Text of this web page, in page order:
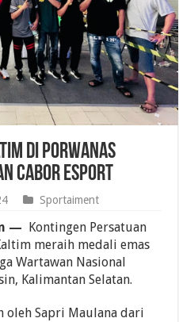
di Porwanas
Cabor Esport
Sportaiment
— Kontingen Persatuan
meraih medali emas
Wartawan Nasional
Kalimantan Selatan.
oleh Sapri Maulana dari